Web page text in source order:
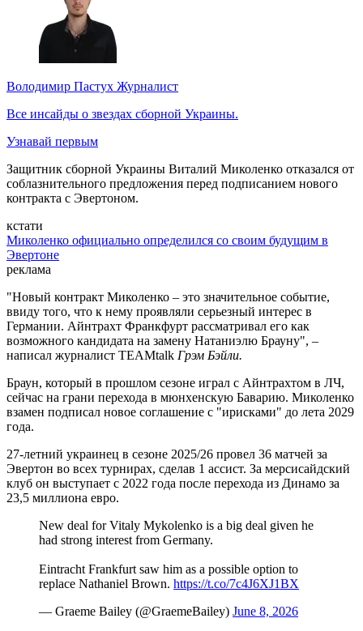
Володимир Пастух Журналист
Все инсайды о звездах сборной Украины.
Узнавай первым
Защитник сборной Украины Виталий Миколенко отказался от
соблазнительного предложения перед подписанием нового
контракта с Эвертоном.
кстати
Миколенко официально определился со своим будущим в
Эвертоне
реклама
"Новый контракт Миколенко – это значительное событие,
ввиду того, что к нему проявляли серьезный интерес в
Германии. Айнтрахт Франкфурт рассматривал его как
возможного кандидата на замену Натаниэлю Брауну", –
написал журналист TEAMtalk Грэм Бэйли.
Браун, который в прошлом сезоне играл с Айнтрахтом в ЛЧ,
сейчас на грани перехода в мюнхенскую Баварию. Миколенко
взамен подписал новое соглашение с "ирисками" до лета 2029
года.
27-летний украинец в сезоне 2025/26 провел 36 матчей за
Эвертон во всех турнирах, сделав 1 ассист. За мерсисайдский
клуб он выступает с 2022 года после перехода из Динамо за
23,5 миллиона евро.
New deal for Vitaly Mykolenko is a big deal given he
had strong interest from Germany.
Eintracht Frankfurt saw him as a possible option to
replace Nathaniel Brown. https://t.co/7c4J6XJ1BX
— Graeme Bailey (@GraemeBailey) June 8, 2026